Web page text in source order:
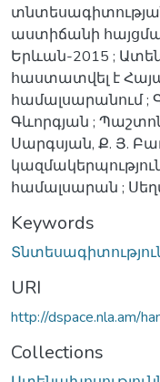
աստիճանի
Երևան-2015 ;
հաստատվել է
համալսարանում ;
Գևորգյան ;
Սարգսյան, Ք. Յ.
համալսարան ;
Keywords
Տնտեսագիտություն
URI
http://dspace.nla.am/
Collections